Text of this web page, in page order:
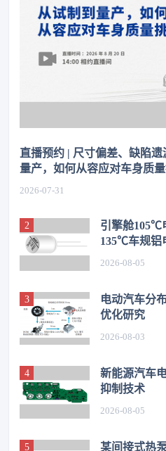
直播预约 | 尺寸偏差、缺陷
量产，如何从容应对车身质
2026-07-31
引擎舱105℃
135℃车规铝
高温振动失效
2026-08-05
电动汽车分
优化研究
2026-08-03
新能源汽车
抑制技术
2026-08-05
某间接式热